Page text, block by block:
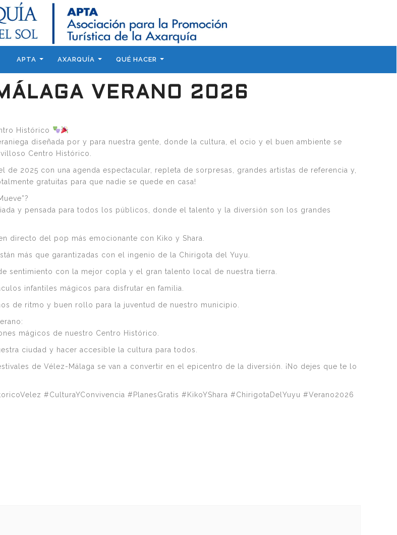
APTA AXARQUÍA QUÉ HACER
VERANO 2026
Histórico
diseñada por y para nuestra gente, donde la cultura, el ocio y el buen ambiente se
Centro Histórico.
2025 con una agenda espectacular, repleta de sorpresas, grandes artistas de referencia y,
gratuitas para que nadie se quede en casa!
y pensada para todos los públicos, donde el talento y la diversión son los grandes
directo del pop más emocionante con Kiko y Shara.
más que garantizadas con el ingenio de la Chirigota del Yuyu.
sentimiento con la mejor copla y el gran talento local de nuestra tierra.
infantiles mágicos para disfrutar en familia.
de ritmo y buen rollo para la juventud de nuestro municipio.
mágicos de nuestro Centro Histórico.
ciudad y hacer accesible la cultura para todos.
de Vélez-Málaga se van a convertir en el epicentro de la diversión. ¡No dejes que te lo
#CulturaYConvivencia #PlanesGratis #KikoYShara #ChirigotaDelYuyu #Verano2026